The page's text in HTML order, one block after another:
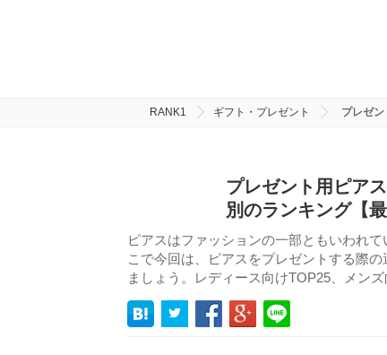
RANK1 ギフト・プレゼント プレゼ
プレゼント用ピア
別のランキング【最
ピアスはファッションの一部ともいわれ
こで今回は、ピアスをプレゼントする際
ましょう。レディース向けTOP25、メン